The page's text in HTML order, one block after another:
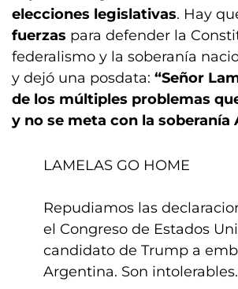
elecciones legislativas. Hay
fuerzas para defender la
federalismo y la soberanía
y dejó una posdata: “Señor
de los múltiples problemas
y no se meta con la soberanía
LAMELAS GO HOME
Repudiamos las
el Congreso de Estados
candidato de Trump a
Argentina. Son intolerables.